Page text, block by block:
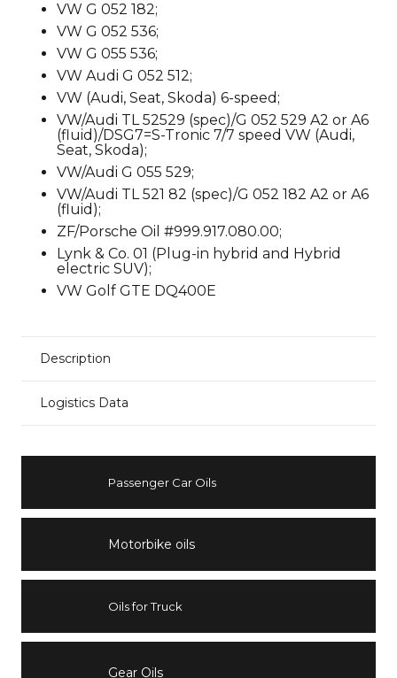
VW G 052 182;
VW G 052 536;
VW G 055 536;
VW Audi G 052 512;
VW (Audi, Seat, Skoda) 6-speed;
VW/Audi TL 52529 (spec)/G 052 529 A2 or A6
(fluid)/DSG7=S-Tronic 7/7 speed VW (Audi,
Seat, Skoda);
VW/Audi G 055 529;
VW/Audi TL 521 82 (spec)/G 052 182 A2 or A6
(fluid);
ZF/Porsche Oil #999.917.080.00;
Lynk & Co. 01 (Plug-in hybrid and Hybrid
electric SUV);
VW Golf GTE DQ400E
Description
Logistics Data
Passenger Car Oils
Motorbike oils
Oils for Truck
Gear Oils